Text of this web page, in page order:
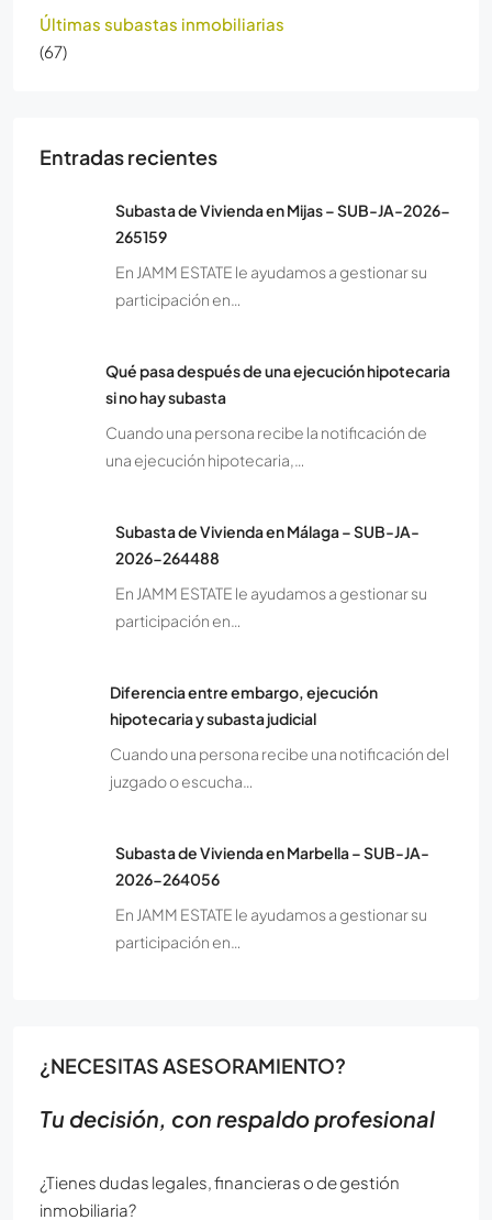
Últimas subastas inmobiliarias
(67)
Entradas recientes
Subasta de Vivienda en Mijas – SUB-JA-2026-
265159
En JAMM ESTATE le ayudamos a gestionar su
participación en…
Qué pasa después de una ejecución hipotecaria
si no hay subasta
Cuando una persona recibe la notificación de
una ejecución hipotecaria,…
Subasta de Vivienda en Málaga – SUB-JA-
2026-264488
En JAMM ESTATE le ayudamos a gestionar su
participación en…
Diferencia entre embargo, ejecución
hipotecaria y subasta judicial
Cuando una persona recibe una notificación del
juzgado o escucha…
Subasta de Vivienda en Marbella – SUB-JA-
2026-264056
En JAMM ESTATE le ayudamos a gestionar su
participación en…
¿NECESITAS ASESORAMIENTO?
Tu decisión, con respaldo profesional
¿Tienes dudas legales, financieras o de gestión
inmobiliaria?